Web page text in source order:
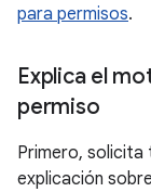
para permisos.
Explica el
permiso
Primero, solicita
explicación